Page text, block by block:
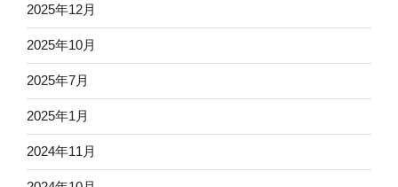
2025年12月
2025年10月
2025年7月
2025年1月
2024年11月